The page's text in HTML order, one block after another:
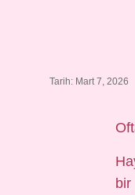
Tarih: Mart 7, 2026